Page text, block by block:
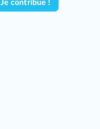
Je contribue !